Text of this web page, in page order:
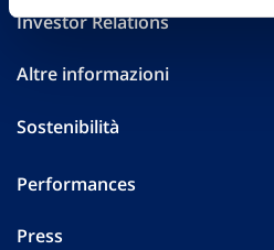
Investor Relations
Altre informazioni
Sostenibilità
Performances
Press